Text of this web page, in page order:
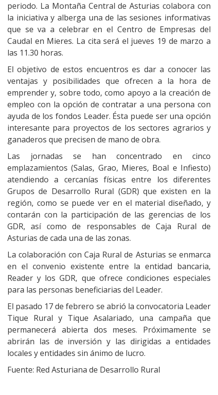
periodo. La Montaña Central de Asturias colabora con
la iniciativa y alberga una de las sesiones informativas
que se va a celebrar en el Centro de Empresas del
Caudal en Mieres. La cita será el jueves 19 de marzo a
las 11.30 horas.
El objetivo de estos encuentros es dar a conocer las
ventajas y posibilidades que ofrecen a la hora de
emprender y, sobre todo, como apoyo a la creación de
empleo con la opción de contratar a una persona con
ayuda de los fondos Leader. Ésta puede ser una opción
interesante para proyectos de los sectores agrarios y
ganaderos que precisen de mano de obra.
Las jornadas se han concentrado en cinco
emplazamientos (Salas, Grao, Mieres, Boal e Infiesto)
atendiendo a cercanías físicas entre los diferentes
Grupos de Desarrollo Rural (GDR) que existen en la
región, como se puede ver en el material diseñado, y
contarán con la participación de las gerencias de los
GDR, así como de responsables de Caja Rural de
Asturias de cada una de las zonas.
La colaboración con Caja Rural de Asturias se enmarca
en el convenio existente entre la entidad bancaria,
Reader y los GDR, que ofrece condiciones especiales
para las personas beneficiarias del Leader.
El pasado 17 de febrero se abrió la convocatoria Leader
Tique Rural y Tique Asalariado, una campaña que
permanecerá abierta dos meses. Próximamente se
abrirán las de inversión y las dirigidas a entidades
locales y entidades sin ánimo de lucro.
Fuente: Red Asturiana de Desarrollo Rural